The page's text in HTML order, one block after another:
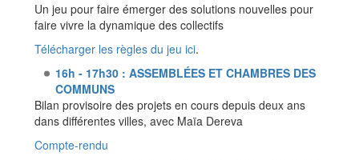
Un jeu pour faire émerger des solutions nouvelles pour
faire vivre la dynamique des collectifs
Télécharger les règles du jeu ici.
16h - 17h30 : ASSEMBLÉES ET CHAMBRES DES
COMMUNS
Bilan provisoire des projets en cours depuis deux ans
dans différentes villes, avec Maïa Dereva
Compte-rendu